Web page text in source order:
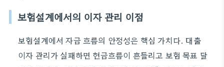
보험설계에서의 이자 관리 이점
보험설계에서 자금 흐름의 안정성은 핵심 가치다. 대출
이자 관리가 실패하면 현금흐름이 흔들리고 보험 목표 달